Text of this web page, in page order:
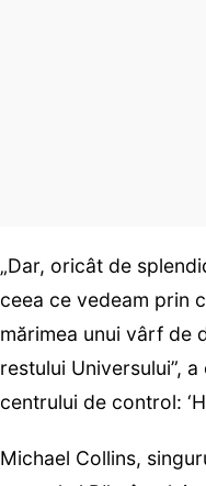
„Dar, oricât de
ceea ce vedeam prin
mărimea unui vârf de
restului Universului”,
centrului de control:
Michael Collins,